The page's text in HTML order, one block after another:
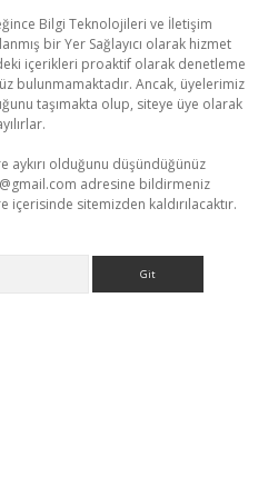
Bilgi Teknolojileri ve İletişim
bir Yer Sağlayıcı olarak hizmet
içerikleri proaktif olarak denetleme
bulunmamaktadır. Ancak, üyelerimiz
taşımakta olup, siteye üye olarak
aykırı olduğunu düşündüğünüz
adresine bildirmeniz
içerisinde sitemizden kaldırılacaktır.